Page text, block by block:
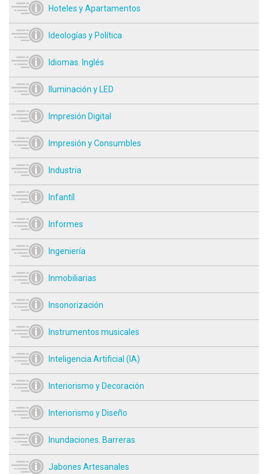
Hoteles y Apartamentos
Ideologías y Política
Idiomas. Inglés
Iluminación y LED
Impresión Digital
Impresión y Consumbles
Industria
Infantíl
Informes
Ingeniería
Inmobiliarias
Insonorización
Instrumentos musicales
Inteligencia Artificial (IA)
Interiorismo y Decoración
Interiorismo y Diseño
Inundaciones. Barreras
Jabones Artesanales